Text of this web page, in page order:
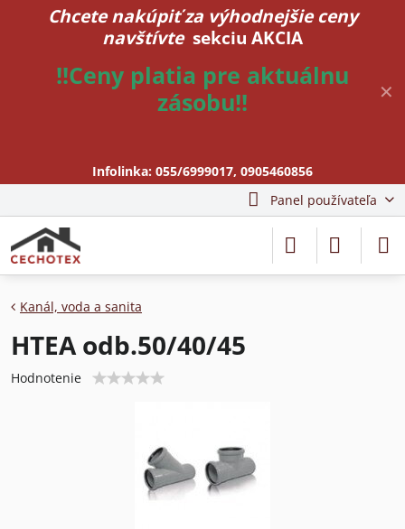
✕
Chcete nakúpiť za výhodnejšie ceny
navštívte sekciu AKCIA
!!Ceny platia pre aktuálnu
zásobu!!
Infolinka: 055/6999017, 0905460856
Panel používateľa
Kanál, voda a sanita
HTEA odb.50/40/45
Hodnotenie